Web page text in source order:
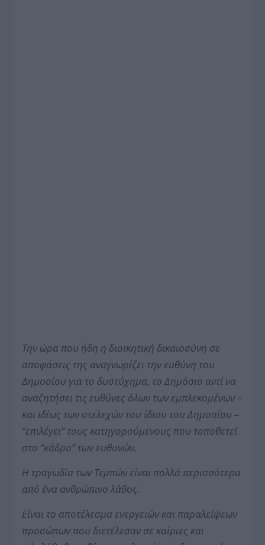
Την ώρα που ήδη η διοικητική δικαιοσύνη σε
αποφάσεις της αναγνωρίζει την ευθύνη του
Δημοσίου για το δυστύχημα, το Δημόσιο αντί να
αναζητήσει τις ευθύνες όλων των εμπλεκομένων –
και ιδίως των στελεχών του ίδιου του Δημοσίου –
“επιλέγει” τους κατηγορούμενους που τοποθετεί
στο “κάδρο” των ευθυνών.
Η τραγωδία των Τεμπών είναι πολλά περισσότερα
από ένα ανθρώπινο λάθος.
Είναι το αποτέλεσμα ενεργειών και παραλείψεων
προσώπων που διετέλεσαν σε καίριες και